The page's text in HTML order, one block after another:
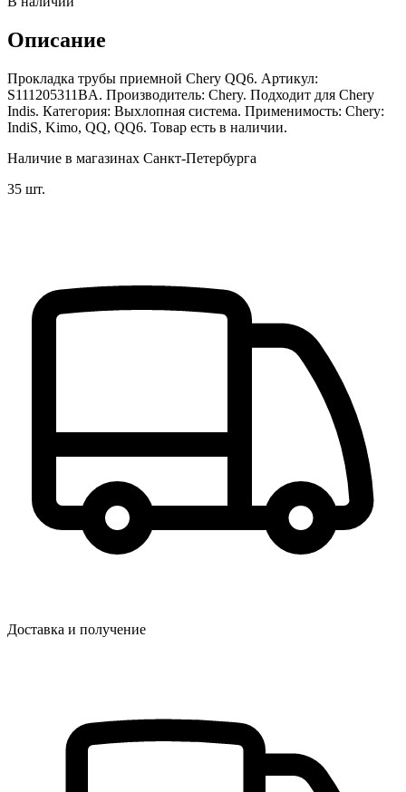
Описание
Прокладка трубы приемной Chery QQ6. Артикул:
S111205311BA. Производитель: Chery. Подходит для Chery
Indis. Категория: Выхлопная система. Применимость: Chery:
IndiS, Kimo, QQ, QQ6. Товар есть в наличии.
Наличие в магазинах Санкт-Петербурга
35 шт.
Доставка и получение